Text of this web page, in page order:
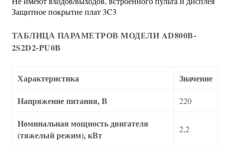
Защитное покрытие плат 3C3
ТАБЛИЦА ПАРАМЕТРОВ МОДЕЛИ AD800B-
2S2D2-PU0B
Характеристика
Значение
Напряжение питания, В
220
Номинальная мощность двигателя
(тяжелый режим), кВт
2,2